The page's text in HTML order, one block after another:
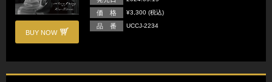
BUY NOW
価 格 ¥3,300 (税込)
品 番 UCCJ-2234